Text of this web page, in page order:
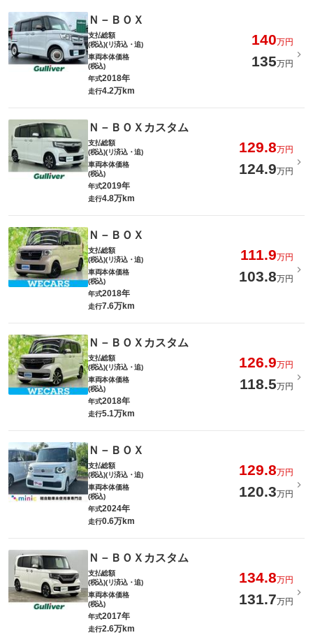
Ｎ－ＢＯＸ
支払総額
(税込)(リ済込・追)
140万円
車両本体価格
(税込)
135万円
年式2018年
走行4.2万km
Ｎ－ＢＯＸカスタム
支払総額
(税込)(リ済込・追)
129.8万円
車両本体価格
(税込)
124.9万円
年式2019年
走行4.8万km
Ｎ－ＢＯＸ
支払総額
(税込)(リ済込・追)
111.9万円
車両本体価格
(税込)
103.8万円
年式2018年
走行7.6万km
Ｎ－ＢＯＸカスタム
支払総額
(税込)(リ済込・追)
126.9万円
車両本体価格
(税込)
118.5万円
年式2018年
走行5.1万km
Ｎ－ＢＯＸ
支払総額
(税込)(リ済込・追)
129.8万円
車両本体価格
(税込)
120.3万円
年式2024年
走行0.6万km
Ｎ－ＢＯＸカスタム
支払総額
(税込)(リ済込・追)
134.8万円
車両本体価格
(税込)
131.7万円
年式2017年
走行2.6万km